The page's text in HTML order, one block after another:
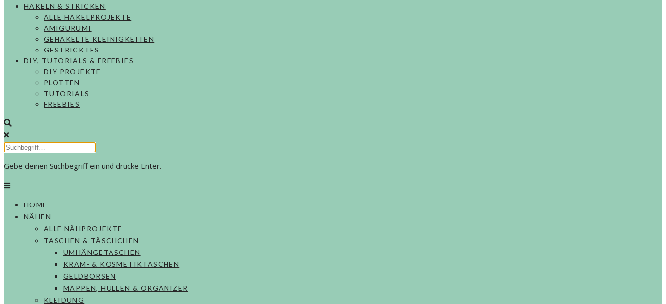
HÄKELN & STRICKEN
ALLE HÄKELPROJEKTE
AMIGURUMI
GEHÄKELTE KLEINIGKEITEN
GESTRICKTES
DIY, TUTORIALS & FREEBIES
DIY PROJEKTE
PLOTTEN
TUTORIALS
FREEBIES
Gebe deinen Suchbegriff ein und drücke Enter.
HOME
NÄHEN
ALLE NÄHPROJEKTE
TASCHEN & TÄSCHCHEN
UMHÄNGETASCHEN
KRAM- & KOSMETIKTASCHEN
GELDBÖRSEN
MAPPEN, HÜLLEN & ORGANIZER
KLEIDUNG